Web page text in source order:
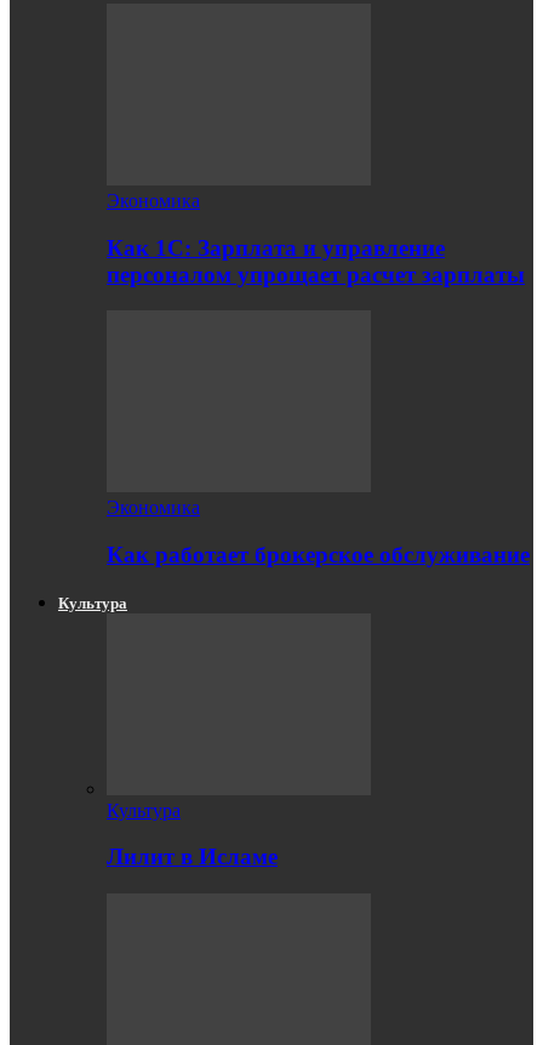
Экономика
Как 1С: Зарплата и управление
персоналом упрощает расчет зарплаты
Экономика
Как работает брокерское обслуживание
Культура
Культура
Лилит в Исламе